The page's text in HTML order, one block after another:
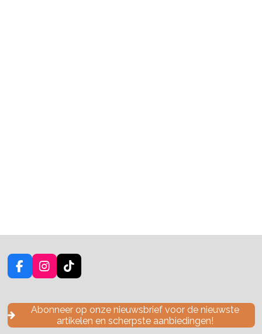
F
a
e
o
I
n
t
a
g
T
i
T
o
k
Abonneer op onze nieuwsbrief voor de nieuwste
artikelen en scherpste aanbiedingen!